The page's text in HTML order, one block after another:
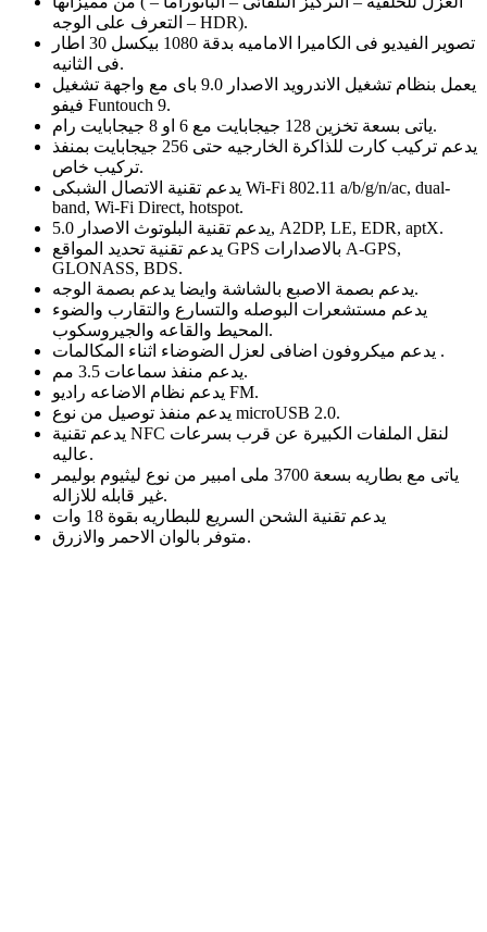
التعرف على الوجه – HDR).
تصوير الفيديو فى الكاميرا الاماميه بدقة 1080 بيكسل 30 اطار
فى الثانيه.
يعمل بنظام تشغيل الاندرويد الاصدار 9.0 باى مع واجهة تشغيل
فيفو Funtouch 9.
ياتى بسعة تخزين 128 جيجابايت مع 6 او 8 جيجابايت رام.
يدعم تركيب كارت للذاكرة الخارجيه حتى 256 جيجابايت بمنفذ
تركيب خاص.
يدعم تقنية الاتصال الشبكى Wi-Fi 802.11 a/b/g/n/ac, dual-
band, Wi-Fi Direct, hotspot.
يدعم تقنية البلوتوث الاصدار 5.0, A2DP, LE, EDR, aptX.
يدعم تقنية تحديد المواقع GPS بالاصدارات A-GPS,
GLONASS, BDS.
يدعم بصمة الاصبع بالشاشة وايضا يدعم بصمة الوجه.
يدعم مستشعرات البوصله والتسارع والتقارب والضوء
المحيط والقاعه والجيروسكوب.
يدعم ميكروفون اضافى لعزل الضوضاء اثناء المكالمات .
يدعم منفذ سماعات 3.5 مم.
يدعم نظام الاضاعه راديو FM.
يدعم منفذ توصيل من نوع microUSB 2.0.
يدعم تقنية NFC لنقل الملفات الكبيرة عن قرب بسرعات
عاليه.
ياتى مع بطاريه بسعة 3700 ملى امبير من نوع ليثيوم بوليمر
غير قابله للازاله.
يدعم تقنية الشحن السريع للبطاريه بقوة 18 وات
متوفر بالوان الاحمر والازرق.